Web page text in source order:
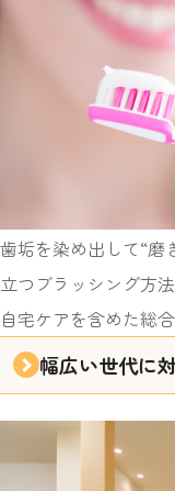
歯垢を染め出して“磨
立つブラッシング方
自宅ケアを含めた総
幅広い世代に